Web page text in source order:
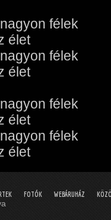
félek
élet
félek
élet
félek
élet
félek
élet
FOTÓK WEBÁRUHÁZ